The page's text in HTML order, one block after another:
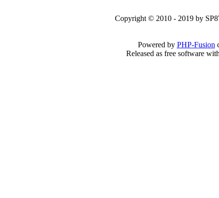
Copyright © 2010 - 2019 by
Powered by PHP-Fusion
Released as free software